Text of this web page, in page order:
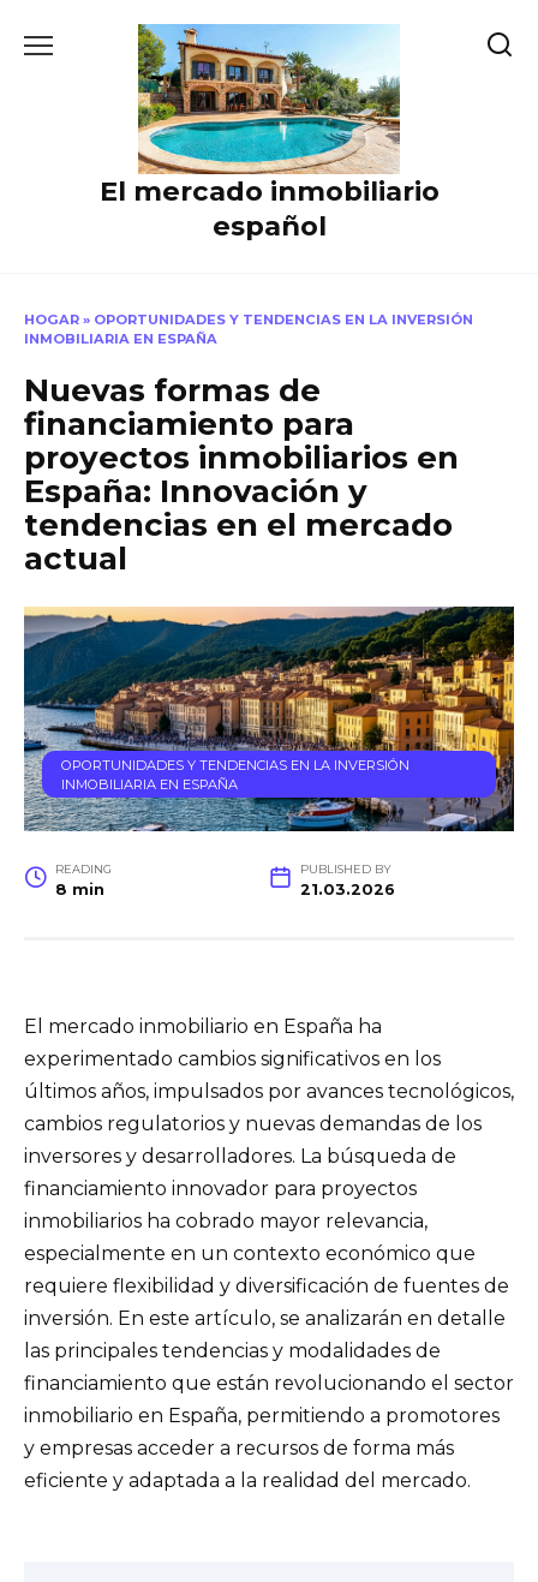
El mercado inmobiliario
español
HOGAR » OPORTUNIDADES Y TENDENCIAS EN LA INVERSIÓN
INMOBILIARIA EN ESPAÑA
Nuevas formas de
financiamiento para
proyectos inmobiliarios en
España: Innovación y
tendencias en el mercado
actual
OPORTUNIDADES Y TENDENCIAS EN LA INVERSIÓN
INMOBILIARIA EN ESPAÑA
READING
8 min
PUBLISHED BY
21.03.2026
El mercado inmobiliario en España ha
experimentado cambios significativos en los
últimos años, impulsados por avances tecnológicos,
cambios regulatorios y nuevas demandas de los
inversores y desarrolladores. La búsqueda de
financiamiento innovador para proyectos
inmobiliarios ha cobrado mayor relevancia,
especialmente en un contexto económico que
requiere flexibilidad y diversificación de fuentes de
inversión. En este artículo, se analizarán en detalle
las principales tendencias y modalidades de
financiamiento que están revolucionando el sector
inmobiliario en España, permitiendo a promotores
y empresas acceder a recursos de forma más
eficiente y adaptada a la realidad del mercado.